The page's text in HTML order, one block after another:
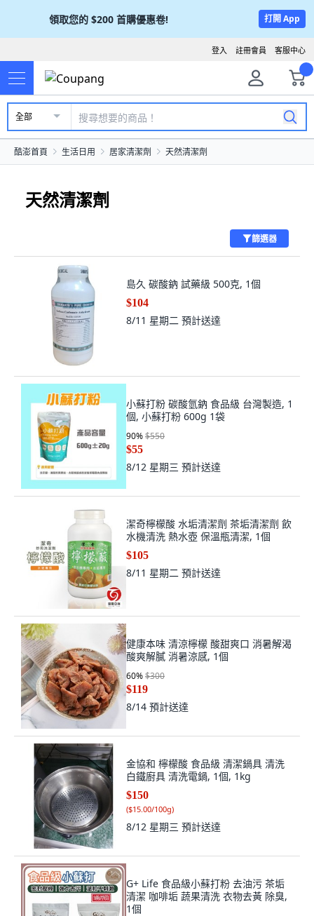
領取您的 $200 首購優惠卷! 打開 App
客服中心
註冊會員
登入
全部
酷澎首頁 生活日用 居家清潔劑 天然清潔劑
天然清潔劑
篩選器
島久 碳酸鈉 試藥級 500克, 1個
$104
8/11 星期二 預計送達
小蘇打粉 碳酸氫鈉 食品級 台灣製造, 1
個, 小蘇打粉 600g 1袋
90%$550
$55
8/12 星期三 預計送達
潔奇檸檬酸 水垢清潔劑 茶垢清潔劑 飲
水機清洗 熱水壺 保溫瓶清潔, 1個
$105
8/11 星期二 預計送達
健康本味 清涼檸檬 酸甜爽口 消暑解渴
酸爽解膩 消暑涼感, 1個
60%$300
$119
8/14 預計送達
金協和 檸檬酸 食品級 清潔鍋具 清洗
白鐵廚具 清洗電鍋, 1個, 1kg
$150
($15.00/100g)
8/12 星期三 預計送達
G+ Life 食品級小蘇打粉 去油污 茶垢
清潔 咖啡垢 蔬果清洗 衣物去黃 除臭,
1個